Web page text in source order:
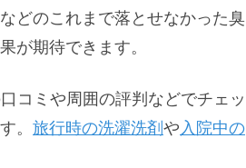
どのこれまで落とせなかった臭
が期待できます。
コミや周囲の評判などでチェッ
。 旅行時の洗濯洗剤 や入院中の